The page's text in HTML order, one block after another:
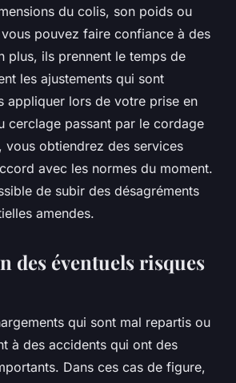
du colis, son poids ou
vous pouvez faire confiance à des
plus, ils prennent le temps de
les ajustements qui sont
appliquer lors de votre prise en
cerclage passant par le cordage
vous obtiendrez des services
avec les normes du moment.
de subir des désagréments
amendes.
des éventuels risques
qui sont mal repartis ou
à des accidents qui ont des
Dans ces cas de figure,